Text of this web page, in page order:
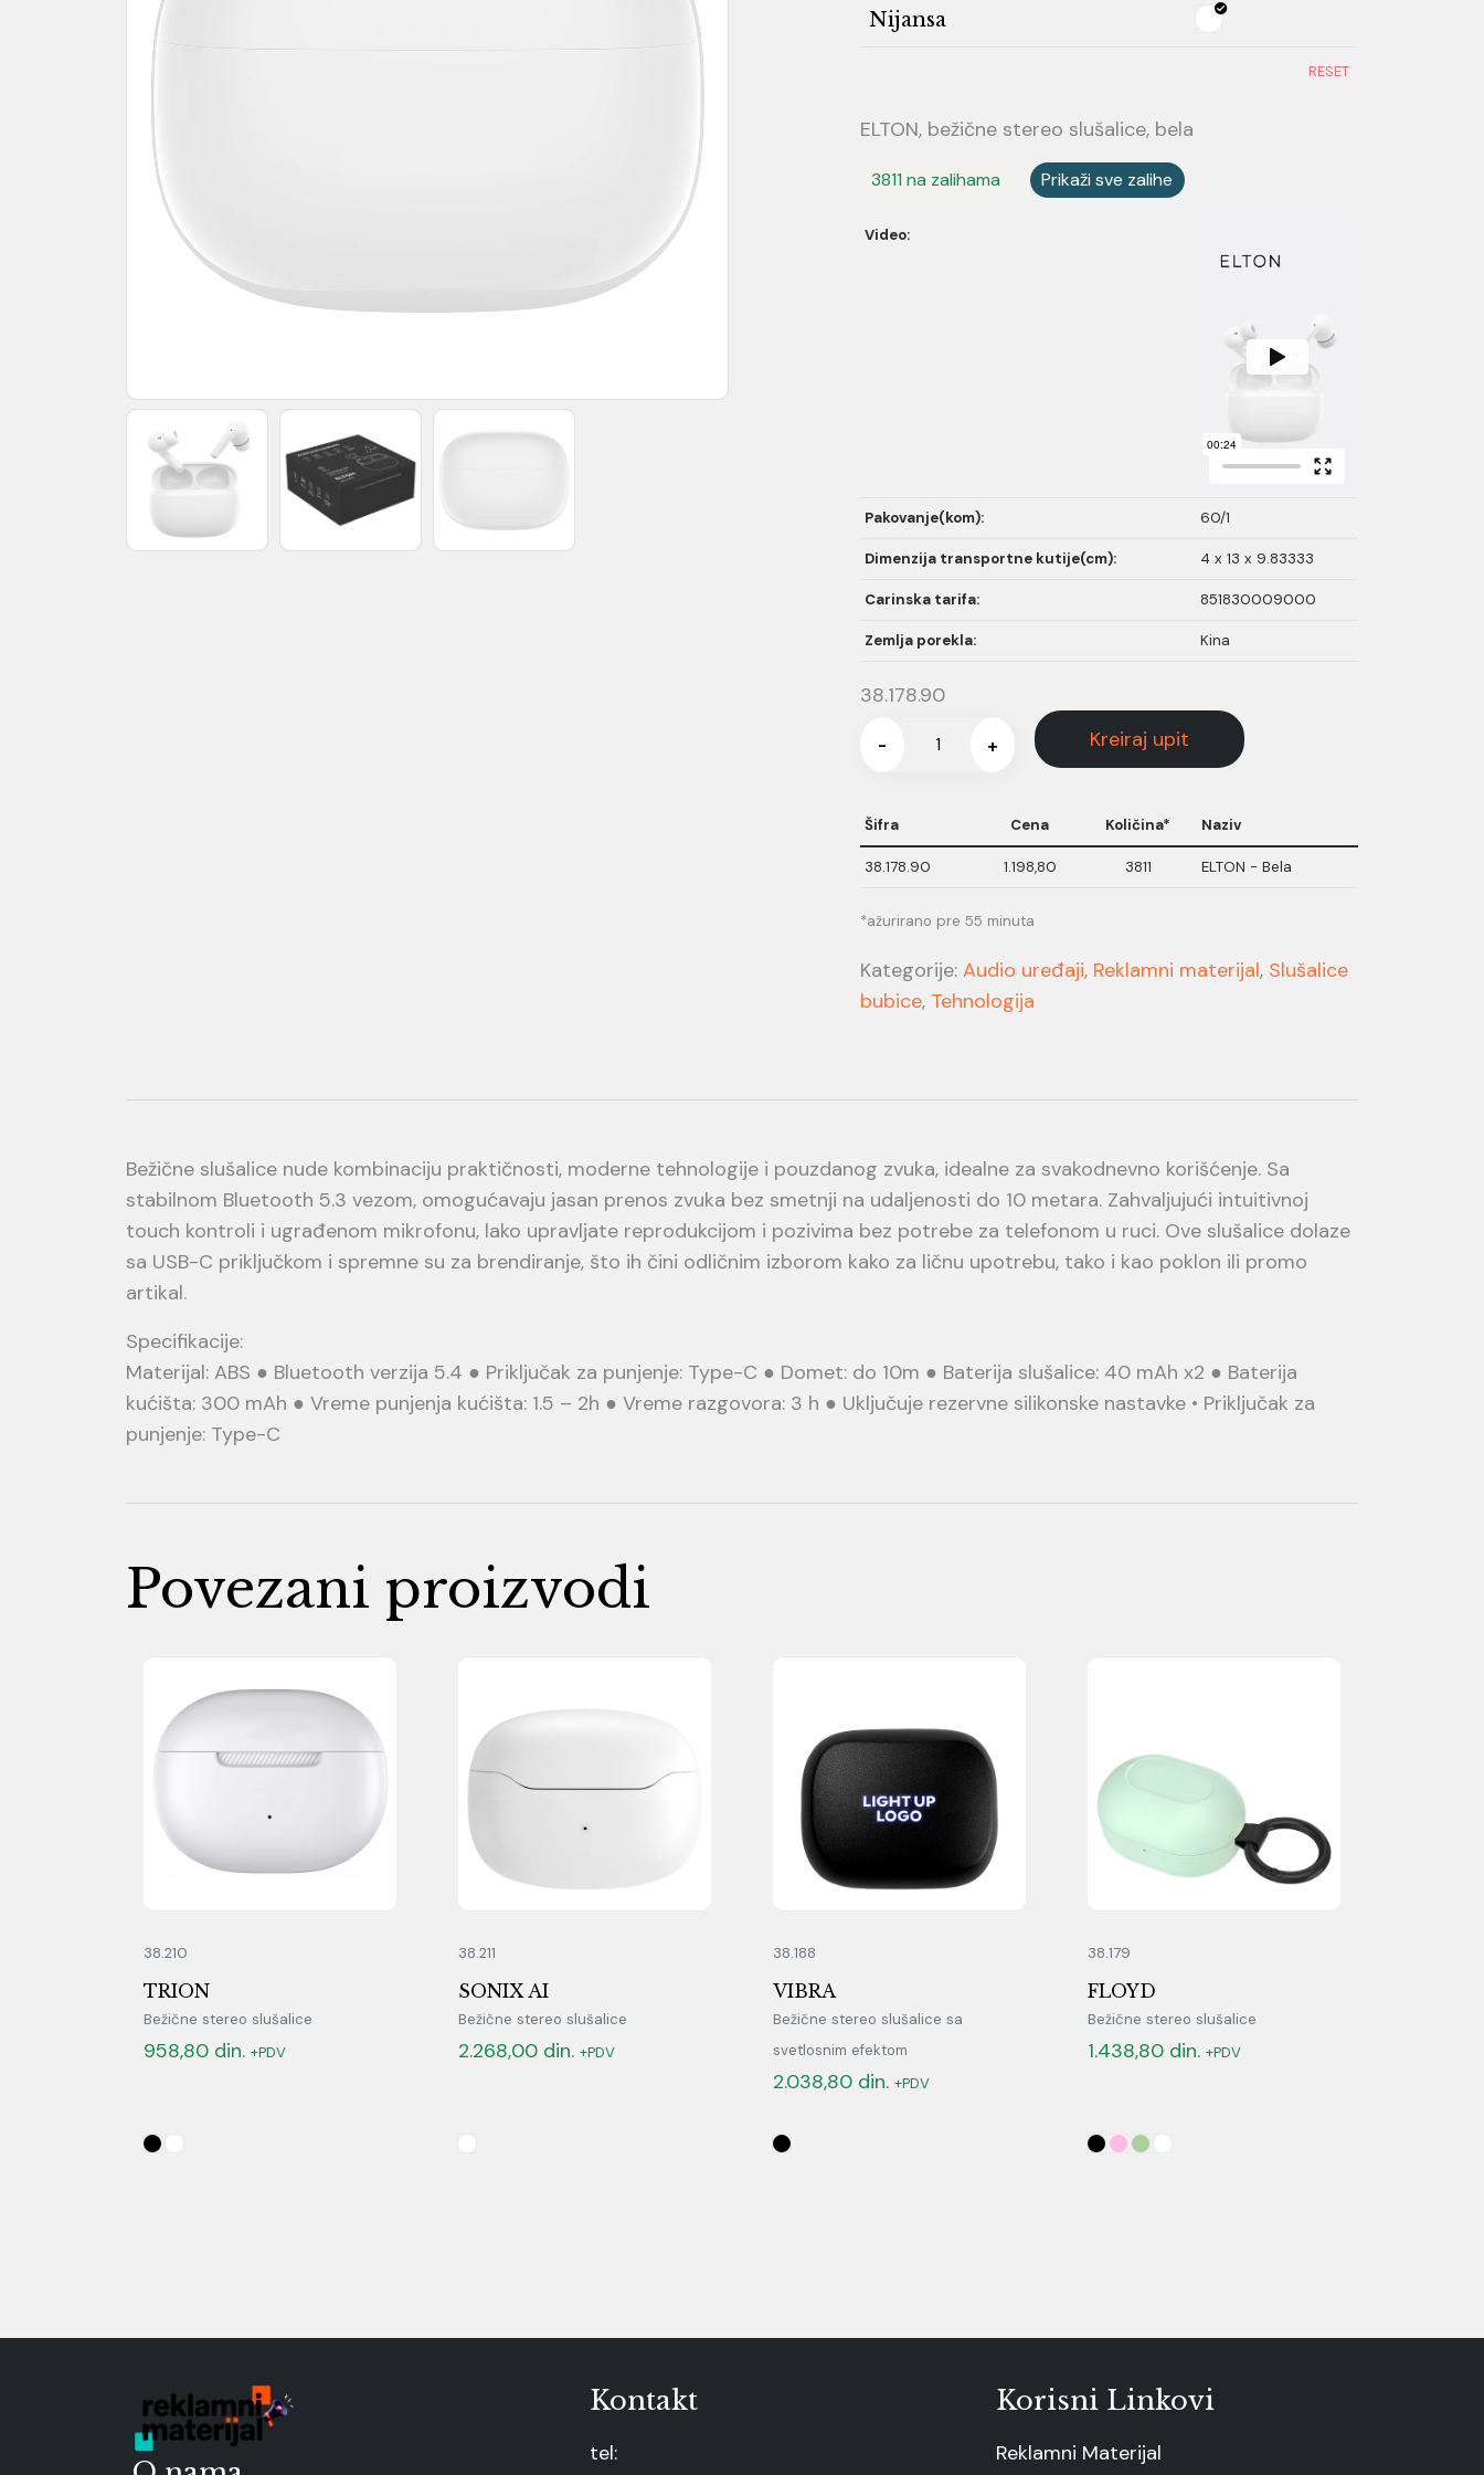
Nijansa
RESET
ELTON, bežične stereo slušalice, bela
3811 na zalihama Prikaži sve zalihe
Video:
Pakovanje(kom): 60/1
Dimenzija transportne kutije(cm): 4 x 13 x 9.83333
Carinska tarifa: 851830009000
Zemlja porekla: Kina
38.178.90
- + Kreiraj upit
Šifra Cena Količina* Naziv
38.178.90 1.198,80 3811 ELTON - Bela
*ažurirano pre 55 minuta
Kategorije: Audio uređaji, Reklamni materijal, Slušalice
bubice, Tehnologija
Bežične slušalice nude kombinaciju praktičnosti, moderne tehnologije i pouzdanog zvuka, idealne za svakodnevno korišćenje. Sa
stabilnom Bluetooth 5.3 vezom, omogućavaju jasan prenos zvuka bez smetnji na udaljenosti do 10 metara. Zahvaljujući intuitivnoj
touch kontroli i ugrađenom mikrofonu, lako upravljate reprodukcijom i pozivima bez potrebe za telefonom u ruci. Ove slušalice dolaze
sa USB-C priključkom i spremne su za brendiranje, što ih čini odličnim izborom kako za ličnu upotrebu, tako i kao poklon ili promo
artikal.
Specifikacije:
Materijal: ABS ● Bluetooth verzija 5.4 ● Priključak za punjenje: Type-C ● Domet: do 10m ● Baterija slušalice: 40 mAh x2 ● Baterija
kućišta: 300 mAh ● Vreme punjenja kućišta: 1.5 – 2h ● Vreme razgovora: 3 h ● Uključuje rezervne silikonske nastavke • Priključak za
punjenje: Type-C
Povezani proizvodi
38.210
TRION
Bežične stereo slušalice
958,80 din. +PDV
38.211
SONIX AI
Bežične stereo slušalice
2.268,00 din. +PDV
38.188
VIBRA
Bežične stereo slušalice sa
svetlosnim efektom
2.038,80 din. +PDV
38.179
FLOYD
Bežične stereo slušalice
1.438,80 din. +PDV
Kontakt
tel:
Korisni Linkovi
Reklamni Materijal